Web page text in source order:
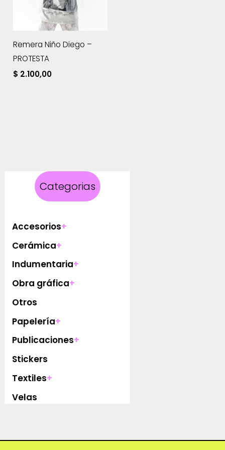
Categorias
Accesorios+
Cerámica+
Indumentaria+
Obra gráfica+
Otros
Papelería+
Publicaciones+
Stickers
Textiles+
Velas
Remera Niño Diego –
PROTESTA
$ 2.100,00